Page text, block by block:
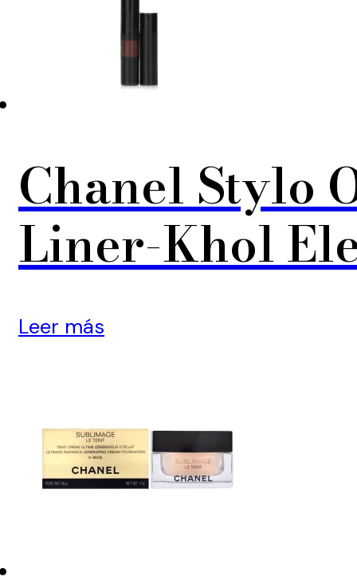
Chanel Stylo
Liner-Khol
Leer más